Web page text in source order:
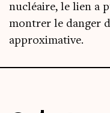
nucléaire, le lien a
mon­trer le dan­ger
approximative.